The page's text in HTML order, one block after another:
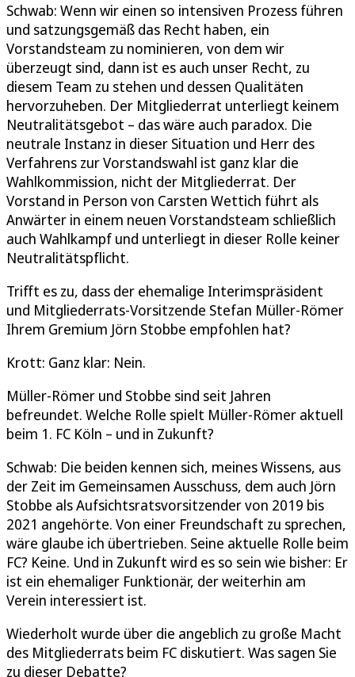
Schwab: Wenn wir einen so intensiven Prozess führen
und satzungsgemäß das Recht haben, ein
Vorstandsteam zu nominieren, von dem wir
überzeugt sind, dann ist es auch unser Recht, zu
diesem Team zu stehen und dessen Qualitäten
hervorzuheben. Der Mitgliederrat unterliegt keinem
Neutralitätsgebot – das wäre auch paradox. Die
neutrale Instanz in dieser Situation und Herr des
Verfahrens zur Vorstandswahl ist ganz klar die
Wahlkommission, nicht der Mitgliederrat. Der
Vorstand in Person von Carsten Wettich führt als
Anwärter in einem neuen Vorstandsteam schließlich
auch Wahlkampf und unterliegt in dieser Rolle keiner
Neutralitätspflicht.
Trifft es zu, dass der ehemalige Interimspräsident
und Mitgliederrats-Vorsitzende Stefan Müller-Römer
Ihrem Gremium Jörn Stobbe empfohlen hat?
Krott: Ganz klar: Nein.
Müller-Römer und Stobbe sind seit Jahren
befreundet. Welche Rolle spielt Müller-Römer aktuell
beim 1. FC Köln – und in Zukunft?
Schwab: Die beiden kennen sich, meines Wissens, aus
der Zeit im Gemeinsamen Ausschuss, dem auch Jörn
Stobbe als Aufsichtsratsvorsitzender von 2019 bis
2021 angehörte. Von einer Freundschaft zu sprechen,
wäre glaube ich übertrieben. Seine aktuelle Rolle beim
FC? Keine. Und in Zukunft wird es so sein wie bisher: Er
ist ein ehemaliger Funktionär, der weiterhin am
Verein interessiert ist.
Wiederholt wurde über die angeblich zu große Macht
des Mitgliederrats beim FC diskutiert. Was sagen Sie
zu dieser Debatte?